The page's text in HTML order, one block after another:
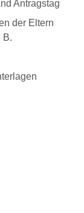
Antragstag
der Eltern
B.